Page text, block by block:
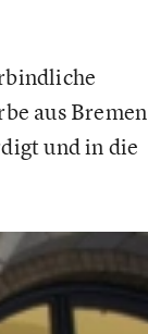
aus Bremen
und in die